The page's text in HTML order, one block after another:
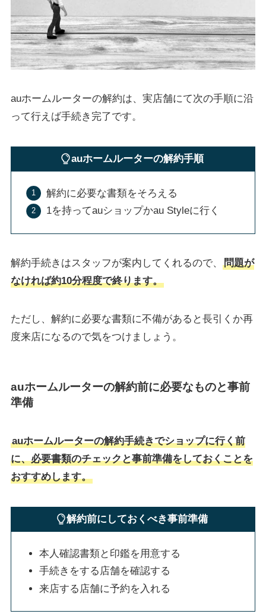
auホームルーターの解約は、実店舗にて次の手順に沿
って行えば手続き完了です。
auホームルーターの解約手順
解約に必要な書類をそろえる
1を持ってauショップかau Styleに行く
解約手続きはスタッフが案内してくれるので、
問題が
なければ約10分程度で終ります。
ただし、解約に必要な書類に不備があると長引くか再
度来店になるので気をつけましょう。
auホームルーターの解約前に必要なものと事前
準備
auホームルーターの解約手続きでショップに行く前
に、必要書類のチェックと事前準備をしておくことを
おすすめします。
解約前にしておくべき事前準備
本人確認書類と印鑑を用意する
手続きをする店舗を確認する
来店する店舗に予約を入れる